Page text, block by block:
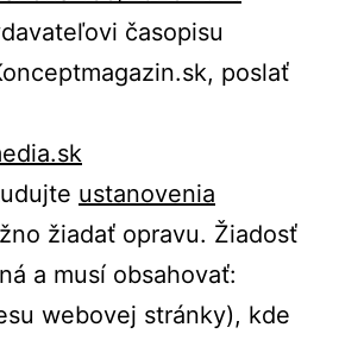
časopisu
poslať
ustanovenia
žiadať opravu. Žiadosť
a musí obsahovať:
webovej stránky), kde